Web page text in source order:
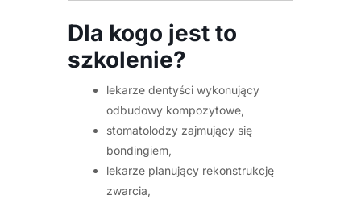
Dla kogo jest to
szkolenie?
lekarze dentyści wykonujący
odbudowy kompozytowe,
stomatolodzy zajmujący się
bondingiem,
lekarze planujący rekonstrukcję
zwarcia,